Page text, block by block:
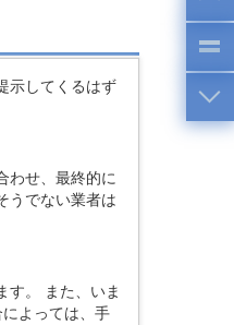
示してくるはず
わせ、最終的に
うでない業者は
。 また、いま
よっては、手